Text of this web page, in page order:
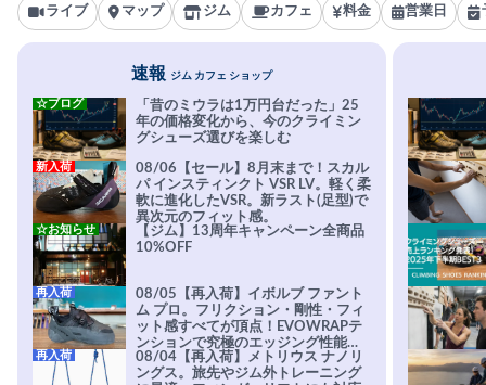
ライブ マップ ジム カフェ 料金 営業日
速報 ジム カフェ ショップ
「昔のミウラは1万円台だった」25
年の価格変化から、今のクライミン
グシューズ選びを楽しむ
☆ブログ
08/06【セール】8月末まで！スカル
パ インスティンクト VSR LV。軽く柔
軟に進化したVSR。新ラスト(足型)で
異次元のフィット感。
新入荷
【ジム】13周年キャンペーン全商品
10%OFF
☆お知らせ
08/05【再入荷】イボルブ ファント
ム プロ。フリクション・剛性・フィ
ット感すべてが頂点！EVOWRAPテ
ンションで究極のエッジング性能を
実現。進化系ラバーEvo-74はTRAX
を凌駕する粘着力で極小ホールドに
再入荷
08/04【再入荷】メトリウス ナノリ
ングス。旅先やジム外トレーニング
再入荷